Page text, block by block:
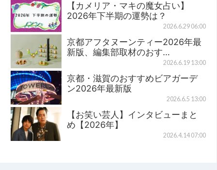
【カメリア・マキの魔女占い】
2026年下半期の運勢は？
2026.6.29 06:00
京都アフタヌーンティー2026年最
新版、編集部取材のおす…
2026.6.19 13:00
京都・滋賀のおすすめビアガーデ
ン2026年最新版
2026.6.5 13:00
【お笑い芸人】インタビューまと
め【2026年】
2026.4.14 07:00